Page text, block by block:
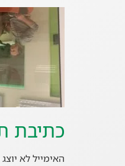
כתיבת
האימייל לא